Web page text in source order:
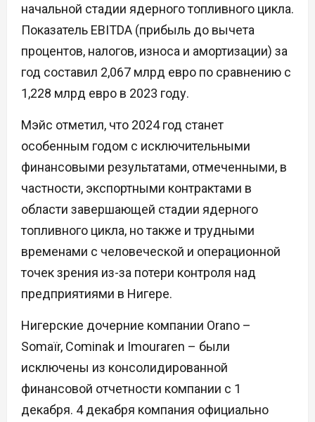
начальной стадии ядерного топливного цикла.
Показатель EBITDA (прибыль до вычета
процентов, налогов, износа и амортизации) за
год составил 2,067 млрд евро по сравнению с
1,228 млрд евро в 2023 году.
Мэйс отметил, что 2024 год станет
особенным годом с исключительными
финансовыми результатами, отмеченными, в
частности, экспортными контрактами в
области завершающей стадии ядерного
топливного цикла, но также и трудными
временами с человеческой и операционной
точек зрения из-за потери контроля над
предприятиями в Нигере.
Нигерские дочерние компании Orano –
Somaïr, Cominak и Imouraren – были
исключены из консолидированной
финансовой отчетности компании с 1
декабря. 4 декабря компания официально